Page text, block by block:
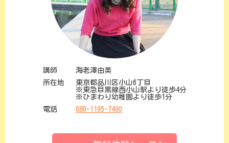
講師
海老澤由美
所在地
東京都品川区小山6丁目
※東急目黒線西小山駅より徒歩4分
※ひまわり幼稚園より徒歩1分
電話
080-1195-7490